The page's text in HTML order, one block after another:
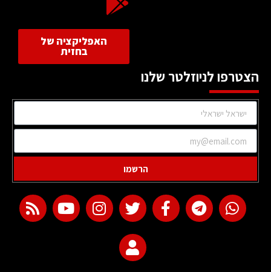
האפליקציה של
בחזית
הצטרפו לניוזלטר שלנו
הרשמו